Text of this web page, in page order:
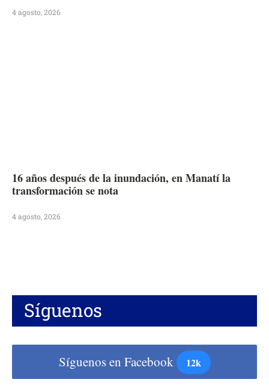
4 agosto, 2026
16 años después de la inundación, en Manatí la
transformación se nota
4 agosto, 2026
Síguenos
Síguenos en Facebook 12k